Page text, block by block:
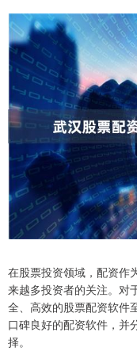
在股票投资领域，配资作
来越多投资者的关注。对
全、高效的股票配资软件
口碑良好的配资软件，并
择。